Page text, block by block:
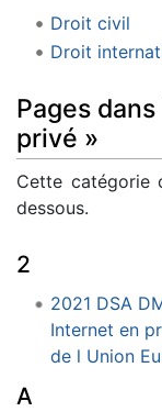
Droit civil
Droit
Pages
privé »
Cette catégorie
dessous.
2
2021 DSA
Internet en
de l Union
A